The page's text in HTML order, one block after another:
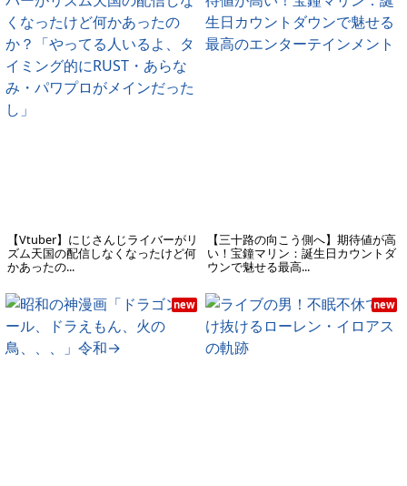
【Vtuber】にじさんじライバーがリ
ズム天国の配信しなくなったけど何
かあったの...
【三十路の向こう側へ】期待値が高
い！宝鐘マリン：誕生日カウントダ
ウンで魅せる最高...
new new